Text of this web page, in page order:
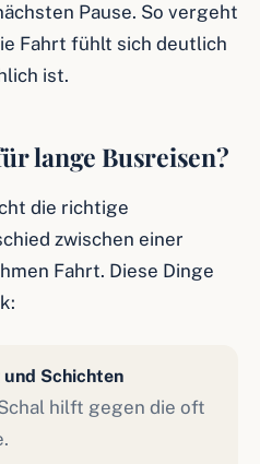
Pause. So vergeht
Fahrt fühlt sich deutlich
ist.
lange Busreisen?
die richtige
zwischen einer
Fahrt. Diese Dinge
Schichten
hilft gegen die oft